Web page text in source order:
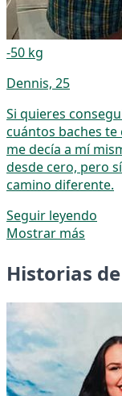
-50 kg
Dennis, 25
Si quieres
cuántos baches
me decía a mí
desde cero, pero
camino diferente.
Seguir leyendo
Mostrar más
Historias